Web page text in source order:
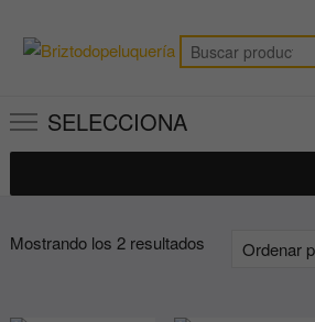
contenido
SELECCIONA
Mostrando los 2 resultadosOrdenado